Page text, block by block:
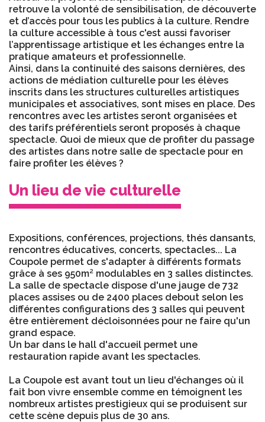
retrouve la volonté de sensibilisation, de découverte
et d’accès pour tous les publics à la culture. Rendre
la culture accessible à tous c'est aussi favoriser
l’apprentissage artistique et les échanges entre la
pratique amateurs et professionnelle.
Ainsi, dans la continuité des saisons dernières, des
actions de médiation culturelle pour les élèves
inscrits dans les structures culturelles artistiques
municipales et associatives, sont mises en place. Des
rencontres avec les artistes seront organisées et
des tarifs préférentiels seront proposés à chaque
spectacle. Quoi de mieux que de profiter du passage
des artistes dans notre salle de spectacle pour en
faire profiter les élèves ?
Un lieu de vie culturelle
Expositions, conférences, projections, thés dansants,
rencontres éducatives, concerts, spectacles... La
Coupole permet de s'adapter à différents formats
grâce à ses 950m² modulables en 3 salles distinctes.
La salle de spectacle dispose d'une jauge de 732
places assises ou de 2400 places debout selon les
différentes configurations des 3 salles qui peuvent
être entièrement décloisonnées pour ne faire qu'un
grand espace.
Un bar dans le hall d'accueil permet une
restauration rapide avant les spectacles.
La Coupole est avant tout un lieu d'échanges où il
fait bon vivre ensemble comme en témoignent les
nombreux artistes prestigieux qui se produisent sur
cette scène depuis plus de 30 ans.